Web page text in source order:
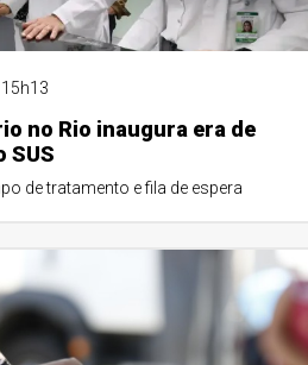
no Rio inaugura era de
SUS
de tratamento e fila de espera